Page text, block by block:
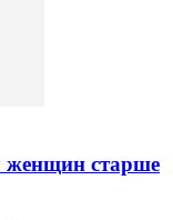
женщин старше